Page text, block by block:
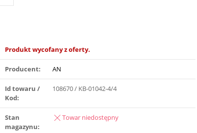
Produkt wycofany z oferty.
Producent: AN
Id towaru /
Kod:
108670 / KB-01042-4/4
Stan
magazynu:
Towar niedostępny